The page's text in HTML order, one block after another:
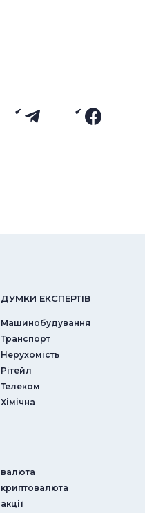
ДУМКИ ЕКСПЕРТIВ
Машинобудування
Транспорт
Нерухомість
Рітейл
Телеком
Хімічна
валюта
криптовалюта
акції